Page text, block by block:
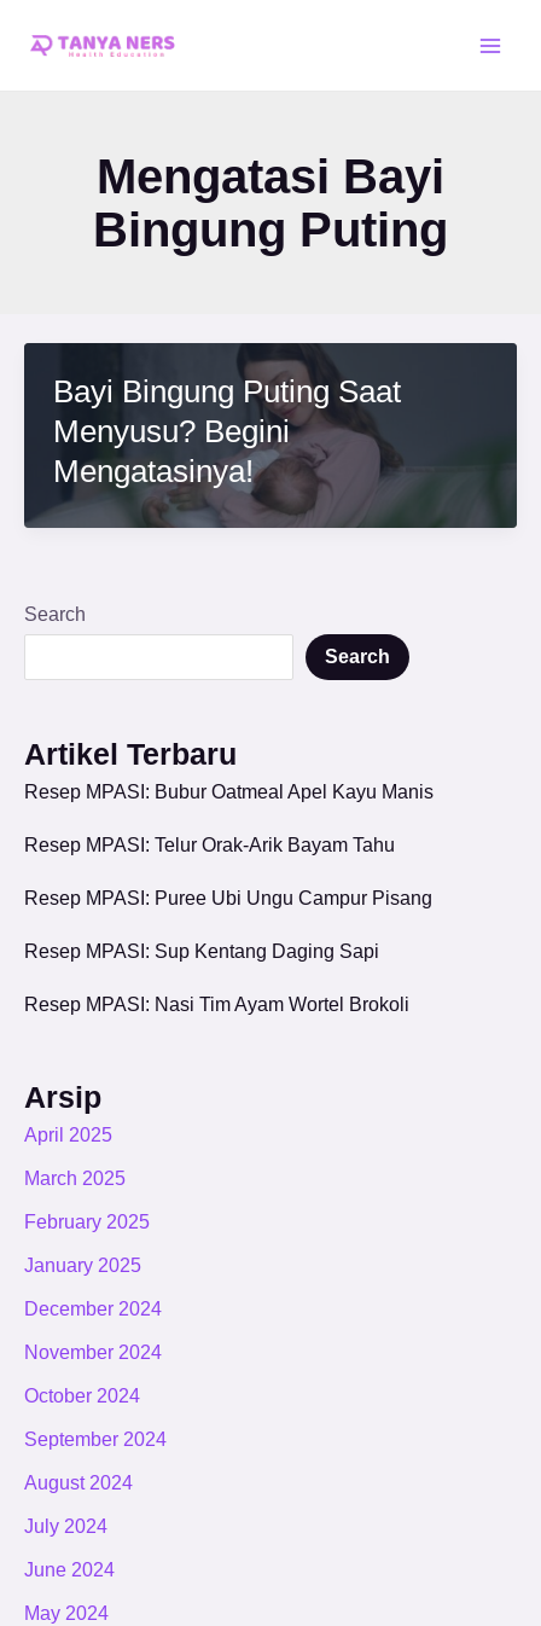
Mengatasi Bayi
Bingung Puting
Bayi Bingung Puting Saat
Menyusu? Begini
Mengatasinya!
Search
Search
Artikel Terbaru
Resep MPASI: Bubur Oatmeal Apel Kayu Manis
Resep MPASI: Telur Orak-Arik Bayam Tahu
Resep MPASI: Puree Ubi Ungu Campur Pisang
Resep MPASI: Sup Kentang Daging Sapi
Resep MPASI: Nasi Tim Ayam Wortel Brokoli
Arsip
April 2025
March 2025
February 2025
January 2025
December 2024
November 2024
October 2024
September 2024
August 2024
July 2024
June 2024
May 2024